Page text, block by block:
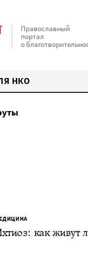
Православный
портал
о
НКО
как живут